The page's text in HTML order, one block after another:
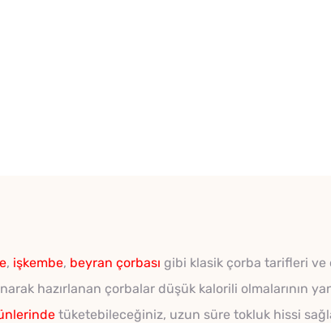
, işkembe, beyran çorbası gibi klasik çorba tarifleri ve
hazırlanan çorbalar düşük kalorili olmalarının
tüketebileceğiniz, uzun süre tokluk hissi